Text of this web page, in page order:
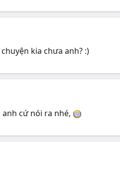
kia chưa anh? :)
cứ nói ra nhé,